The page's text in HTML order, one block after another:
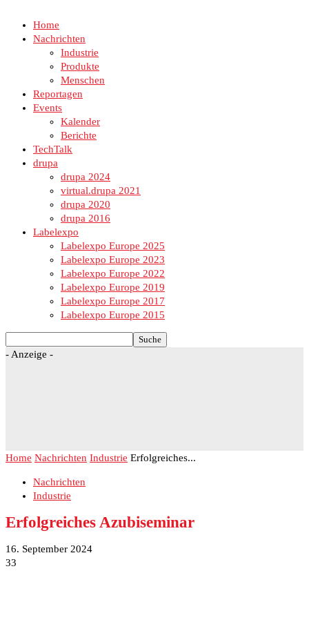
Home
Nachrichten
Industrie
Produkte
Menschen
Reportagen
Events
Kalender
Berichte
TechTalk
drupa
drupa 2024
virtual.drupa 2021
drupa 2020
drupa 2016
Labelexpo
Labelexpo Europe 2025
Labelexpo Europe 2023
Labelexpo Europe 2022
Labelexpo Europe 2019
Labelexpo Europe 2017
Labelexpo Europe 2015
- Anzeige -
Home Nachrichten Industrie Erfolgreiches...
Nachrichten
Industrie
Erfolgreiches Azubiseminar
16. September 2024
33